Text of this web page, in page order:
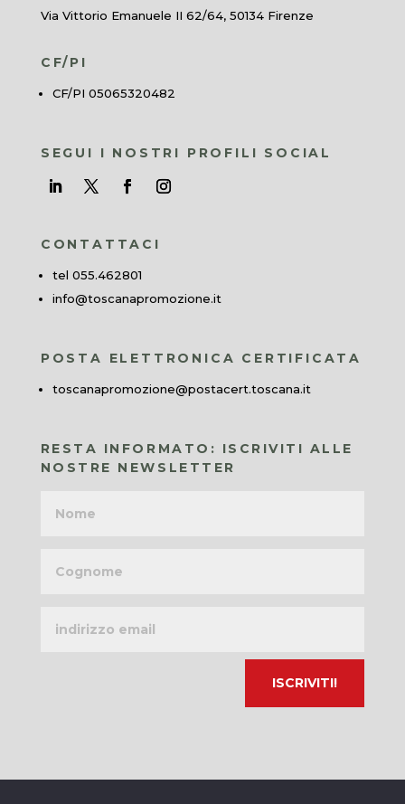
Via Vittorio Emanuele II 62/64, 50134 Firenze
CF/PI
CF/PI 05065320482
SEGUI I NOSTRI PROFILI SOCIAL
CONTATTACI
tel 055.462801
info@toscanapromozione.it
POSTA ELETTRONICA CERTIFICATA
toscanapromozione@postacert.toscana.it
RESTA INFORMATO: ISCRIVITI ALLE
NOSTRE NEWSLETTER
email